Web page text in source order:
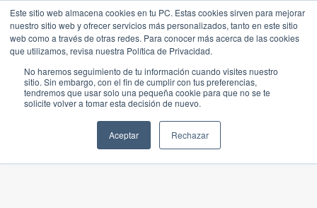
Este sitio web almacena cookies en tu PC. Estas cookies sirven para mejorar
nuestro sitio web y ofrecer servicios más personalizados, tanto en este sitio
web como a través de otras redes. Para conocer más acerca de las cookies
que utilizamos, revisa nuestra Política de Privacidad.
No haremos seguimiento de tu información cuando visites nuestro
sitio. Sin embargo, con el fin de cumplir con tus preferencias,
tendremos que usar solo una pequeña cookie para que no se te
solicite volver a tomar esta decisión de nuevo.
Aceptar Rechazar